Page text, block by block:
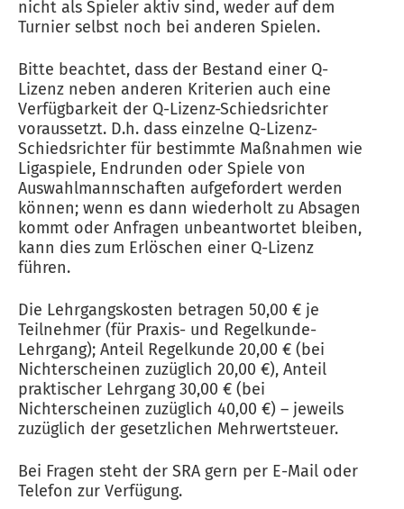
nicht als Spieler aktiv sind, weder auf dem
Turnier selbst noch bei anderen Spielen.
Bitte beachtet, dass der Bestand einer Q-
Lizenz neben anderen Kriterien auch eine
Verfügbarkeit der Q-Lizenz-Schiedsrichter
voraussetzt. D.h. dass einzelne Q-Lizenz-
Schiedsrichter für bestimmte Maßnahmen wie
Ligaspiele, Endrunden oder Spiele von
Auswahlmannschaften aufgefordert werden
können; wenn es dann wiederholt zu Absagen
kommt oder Anfragen unbeantwortet bleiben,
kann dies zum Erlöschen einer Q-Lizenz
führen.
Die Lehrgangskosten betragen 50,00 € je
Teilnehmer (für Praxis- und Regelkunde-
Lehrgang); Anteil Regelkunde 20,00 € (bei
Nichterscheinen zuzüglich 20,00 €), Anteil
praktischer Lehrgang 30,00 € (bei
Nichterscheinen zuzüglich 40,00 €) – jeweils
zuzüglich der gesetzlichen Mehrwertsteuer.
Bei Fragen steht der SRA gern per E-Mail oder
Telefon zur Verfügung.